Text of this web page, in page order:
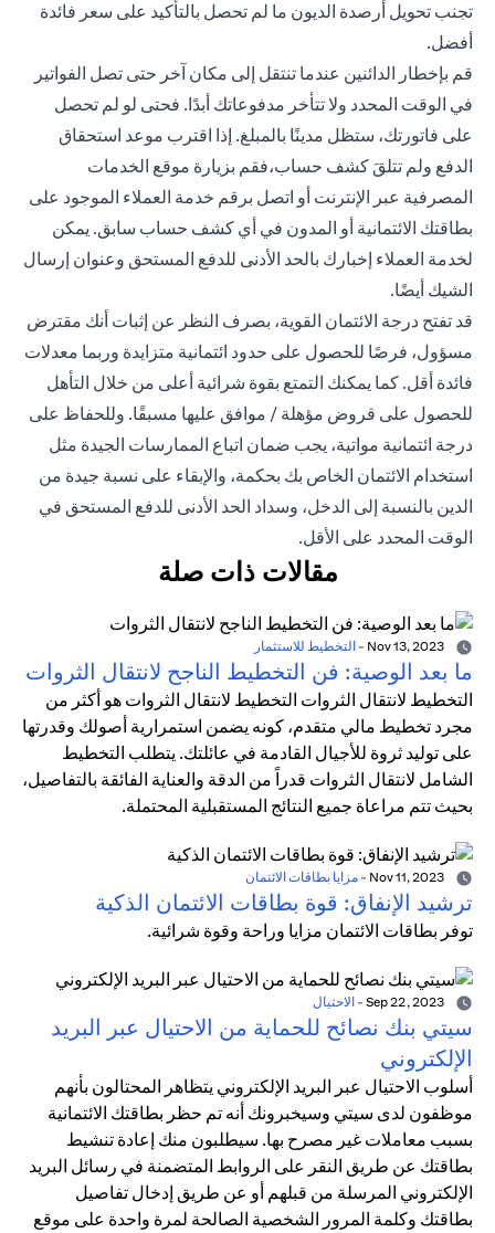
تجنب تحويل أرصدة الديون ما لم تحصل بالتأكيد على سعر فائدة
أفضل.
قم بإخطار الدائنين عندما تنتقل إلى مكان آخر حتى تصل الفواتير
في الوقت المحدد ولا تتأخر مدفوعاتك أبدًا. فحتى لو لم تحصل
على فاتورتك، ستظل مدينًا بالمبلغ. إذا اقترب موعد استحقاق
الدفع ولم تتلقَ كشف حساب،فقم بزيارة موقع الخدمات
المصرفية عبر الإنترنت أو اتصل برقم خدمة العملاء الموجود على
بطاقتك الائتمانية أو المدون في أي كشف حساب سابق. يمكن
لخدمة العملاء إخبارك بالحد الأدنى للدفع المستحق وعنوان إرسال
الشيك أيضًا.
قد تفتح درجة الائتمان القوية، بصرف النظر عن إثبات أنك مقترض
مسؤول، فرصًا للحصول على حدود ائتمانية متزايدة وربما معدلات
فائدة أقل. كما يمكنك التمتع بقوة شرائية أعلى من خلال التأهل
للحصول على قروض مؤهلة / موافق عليها مسبقًا. وللحفاظ على
درجة ائتمانية مواتية، يجب ضمان اتباع الممارسات الجيدة مثل
استخدام الائتمان الخاص بك بحكمة، والإبقاء على نسبة جيدة من
الدين بالنسبة إلى الدخل، وسداد الحد الأدنى للدفع المستحق في
الوقت المحدد على الأقل.
مقالات ذات صلة
- التخطيط للاستثمار
ما بعد الوصية: فن التخطيط الناجح لانتقال الثروات
التخطيط لانتقال الثروات التخطيط لانتقال الثروات هو أكثر من
مجرد تخطيط مالي متقدم، كونه يضمن استمرارية أصولك وقدرتها
على توليد ثروة للأجيال القادمة في عائلتك. يتطلب التخطيط
الشامل لانتقال الثروات قدراً من الدقة والعناية الفائقة بالتفاصيل،
بحيث تتم مراعاة جميع النتائج المستقبلية المحتملة.
- مزايا بطاقات الائتمان
ترشيد الإنفاق: قوة بطاقات الائتمان الذكية
توفر بطاقات الائتمان مزايا وراحة وقوة شرائية.
- الاحتيال
سيتي بنك نصائح للحماية من الاحتيال عبر البريد
الإلكتروني
أسلوب الاحتيال عبر البريد الإلكتروني يتظاهر المحتالون بأنهم
موظفون لدى سيتي وسيخبرونك أنه تم حظر بطاقتك الائتمانية
بسبب معاملات غير مصرح بها. سيطلبون منك إعادة تنشيط
بطاقتك عن طريق النقر على الروابط المتضمنة في رسائل البريد
الإلكتروني المرسلة من قبلهم أو عن طريق إدخال تفاصيل
بطاقتك وكلمة المرور الشخصية الصالحة لمرة واحدة على موقع